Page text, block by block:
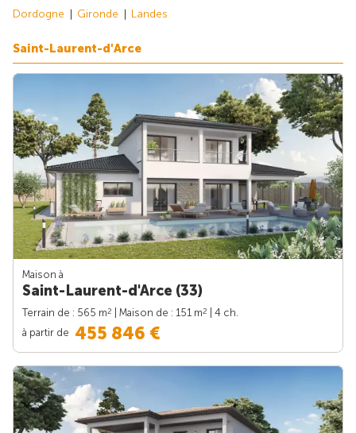
Dordogne Gironde Landes
Saint-Laurent-d'Arce
Maison à
Saint-Laurent-d'Arce (33)
Terrain de : 565 m2 | Maison de : 151 m2
| 4 ch.
à partir de 455 846 €